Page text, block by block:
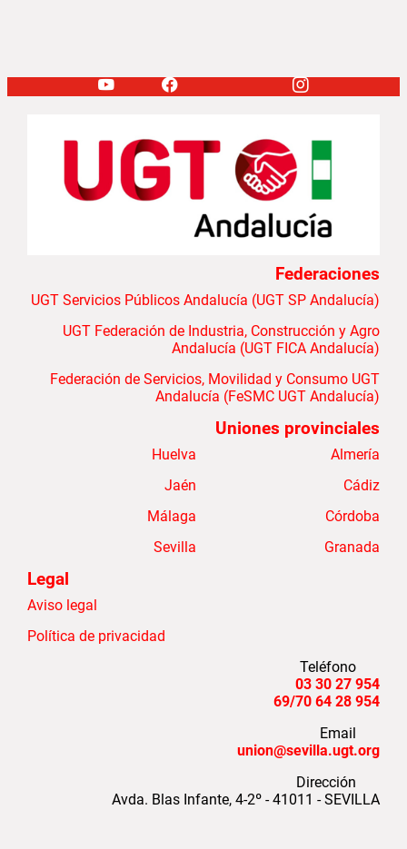
Federaciones
UGT Servicios Públicos Andalucía (UGT SP Andalucía)
UGT Federación de Industria, Construcción y Agro
Andalucía (UGT FICA Andalucía)
Federación de Servicios, Movilidad y Consumo UGT
Andalucía (FeSMC UGT Andalucía)
Uniones provinciales
Almería
Cádiz
Córdoba
Granada
Huelva
Jaén
Málaga
Sevilla
Legal
Aviso legal
Política de privacidad
Teléfono
954 27 30 03
954 28 64 69/70
Email
union@sevilla.ugt.org
Dirección
Avda. Blas Infante, 4-2º - 41011 - SEVILLA